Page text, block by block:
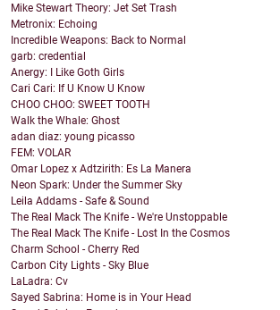
Mike Stewart Theory: Jet Set Trash
Metronix: Echoing
Incredible Weapons: Back to Normal
garb: credential
Anergy: I Like Goth Girls
Cari Cari: If U Know U Know
CHOO CHOO: SWEET TOOTH
Walk the Whale: Ghost
adan diaz: young picasso
FEM: VOLAR
Omar Lopez x Adtzirith: Es La Manera
Neon Spark: Under the Summer Sky
Leila Addams - Safe & Sound
The Real Mack The Knife - We're Unstoppable
The Real Mack The Knife - Lost In the Cosmos
Charm School - Cherry Red
Carbon City Lights - Sky Blue
LaLadra: Cv
Sayed Sabrina: Home is in Your Head